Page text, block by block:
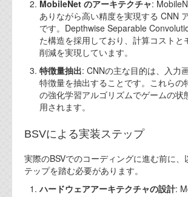
外部投稿記事
ブログテーマ
技術文書
ご希望の方は、お問い合わせページから
資料閲覧パスワードをお問い合わせ頂き
ログインをお願い致します。アカウント
名は"opendocument"です。
機能安全用語集
オンラインショップ
MobileNet のアーキテクチャ:
ありながら高い精度を実現する CNN
です。Depthwise Separable
た構造を採用しており、計算コストと
削減を実現しています。
特徴量抽出: CNNの主な目的は、入力
特徴量を抽出することです。これらの
の強化学習アルゴリズムでゲームの状
用されます。
BSVによる実装ステップ
実際のBSVでのコーディングに進む前に、
テップを踏む必要があります。
ハードウェアアーキテクチャの設計: